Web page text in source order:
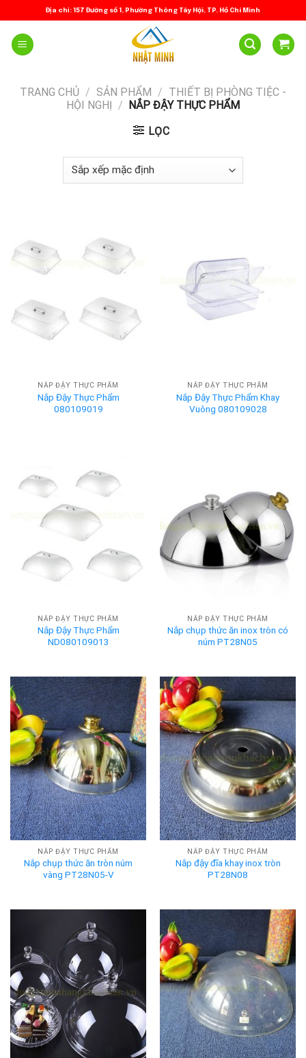
to
content
Địa chỉ: 157 Đường số 1, Phường Thông Tây Hội, TP. Hồ Chí Minh
TRANG CHỦ / SẢN PHẨM / THIẾT BỊ PHÒNG TIỆC -
HỘI NGHỊ / NẮP ĐẬY THỰC PHẨM
LỌC
NẮP ĐẬY THỰC PHẨM
Nắp Đậy Thực Phẩm
080109019
NẮP ĐẬY THỰC PHẨM
Nắp Đậy Thực Phẩm Khay
Vuông 080109028
NẮP ĐẬY THỰC PHẨM
Nắp Đậy Thực Phẩm
ND080109013
NẮP ĐẬY THỰC PHẨM
Nắp chụp thức ăn inox tròn có
núm PT28N05
NẮP ĐẬY THỰC PHẨM
Nắp chụp thức ăn tròn núm
vàng PT28N05-V
NẮP ĐẬY THỰC PHẨM
Nắp đậy đĩa khay inox tròn
PT28N08